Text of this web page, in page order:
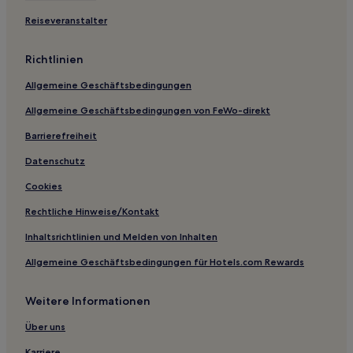
Günstige in Niseko
2-Sterne-Hotels in Niseko
3-Sterne-Hotels in Niseko
4-Sterne-Hotels in Niseko
5-Sterne-Hotels in Niseko
Business in Niseko
Lgbtqia-Freundliche in Niseko
Hotels mit Thermalbad in Niseko
Familien in Niseko
Golf in Niseko
Ski in Niseko
Niseko Hotels
Reiseveranstalter
Richtlinien
Allgemeine Geschäftsbedingungen
Allgemeine Geschäftsbedingungen von FeWo-direkt
Barrierefreiheit
Datenschutz
Cookies
Rechtliche Hinweise/Kontakt
Inhaltsrichtlinien und Melden von Inhalten
Allgemeine Geschäftsbedingungen für Hotels.com Rewards
Weitere Informationen
Über uns